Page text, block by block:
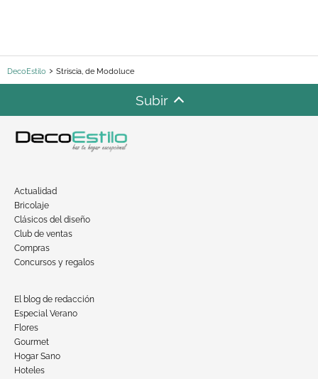
DecoEstilo Striscia, de Modoluce
Subir
Actualidad
Bricolaje
Clásicos del diseño
Club de ventas
Compras
Concursos y regalos
El blog de redacción
Especial Verano
Flores
Gourmet
Hogar Sano
Hoteles